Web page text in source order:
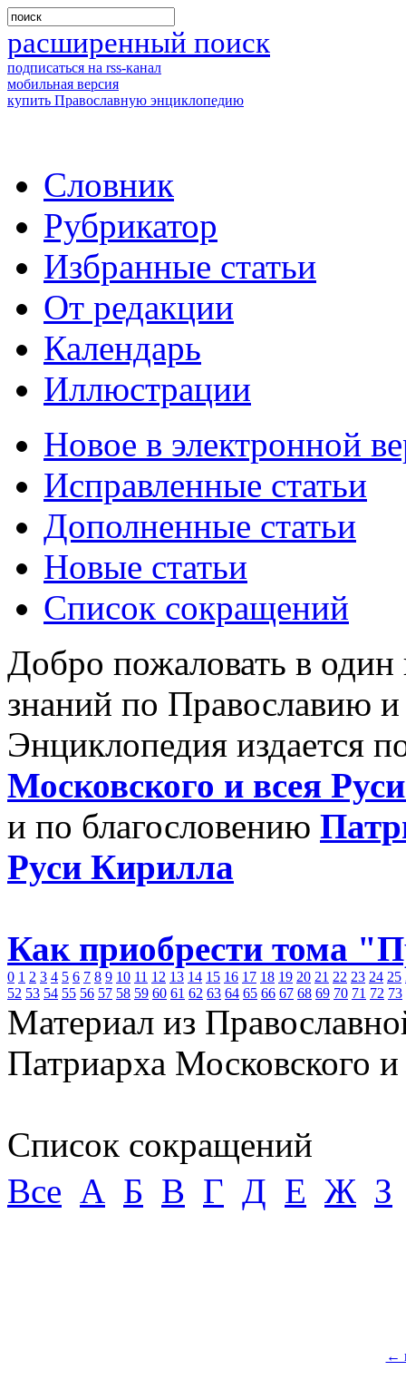
расширенный поиск
подписаться на rss-канал
мобильная версия
купить Православную энциклопедию
Словник
Рубрикатор
Избранные статьи
От редакции
Календарь
Иллюстрации
Новое в электронной
Исправленные статьи
Дополненные статьи
Новые статьи
Список сокращений
Добро пожаловать в
знаний по Православию
Энциклопедия издается
Московского и всея
и по благословению
Руси Кирилла
Как приобрести тома
0 1 2 3 4 5 6 7 8 9 10 11 12 13 14 15 16 17 18 19 20 21 22 23 24 25
52 53 54 55 56 57 58 59 60 61 62 63 64 65 66 67 68 69 70 71 72 73
Материал из
Патриарха Московского
Список сокращений
Все А Б В Г Д Е Ж З
←